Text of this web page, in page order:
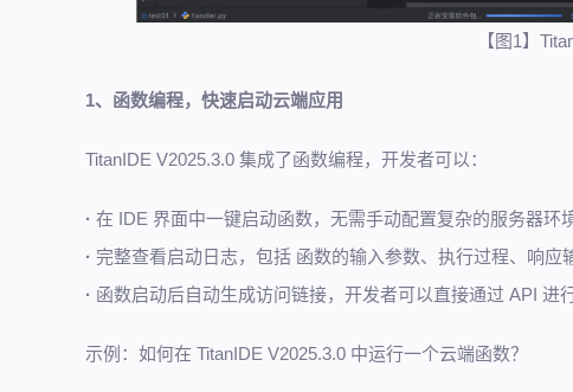
【图1】
1、函数编程，快速启动云端应用
TitanIDE V2025.3.0 集成了函数编程，开发者可以：
· 在 IDE 界面中一键启动函数，无需手动配置复杂的服务器环境
· 完整查看启动日志，包括 函数的输入参数、执行过程、响应
· 函数启动后自动生成访问链接，开发者可以直接通过 API 进
示例：如何在 TitanIDE V2025.3.0 中运行一个云端函数？